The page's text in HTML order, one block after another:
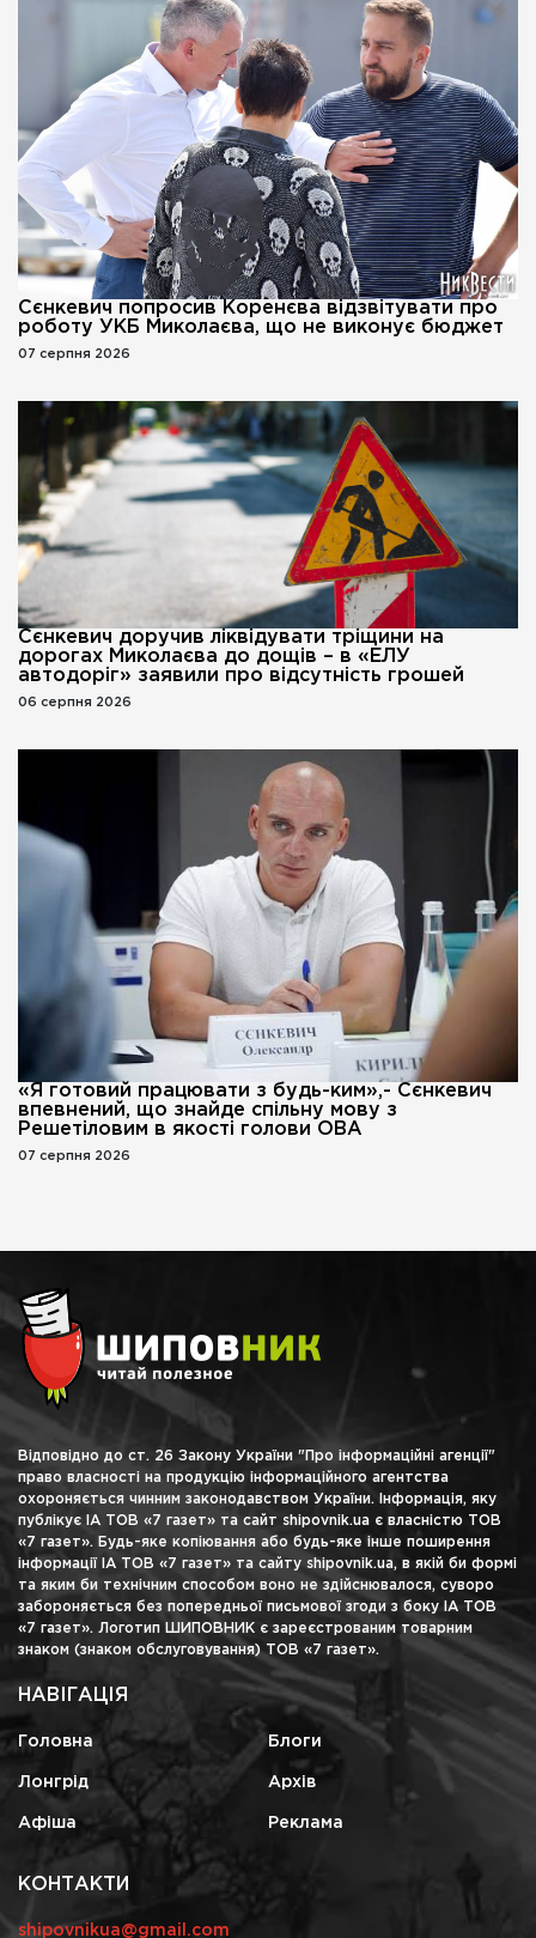
Сєнкевич попросив Коренєва відзвітувати про
роботу УКБ Миколаєва, що не виконує бюджет
07 серпня 2026
Сєнкевич доручив ліквідувати тріщини на
дорогах Миколаєва до дощів – в «ЕЛУ
автодоріг» заявили про відсутність грошей
06 серпня 2026
«Я готовий працювати з будь-ким»,- Сєнкевич
впевнений, що знайде спільну мову з
Решетіловим в якості голови ОВА
07 серпня 2026
Відповідно до ст. 26 Закону України "Про інформаційні агенції"
право власності на продукцію інформаційного агентства
охороняється чинним законодавством України. Інформація, яку
публікує ІА ТОВ «7 газет» та сайт shipovnik.ua є власністю ТОВ
«7 газет». Будь-яке копіювання або будь-яке інше поширення
інформації ІА ТОВ «7 газет» та сайту shipovnik.ua, в якій би формі
та яким би технічним способом воно не здійснювалося, суворо
забороняється без попередньої письмової згоди з боку ІА ТОВ
«7 газет». Логотип ШИПОВНИК є зареєстрованим товарним
знаком (знаком обслуговування) ТОВ «7 газет».
НАВІГАЦІЯ
Головна Блоги
Лонгрід Архів
Афіша Реклама
КОНТАКТИ
shipovnikua@gmail.com